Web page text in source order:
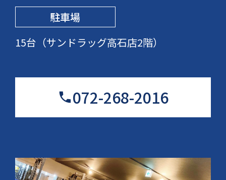
駐車場
15台（サンドラッグ高石店2階）
072-268-2016